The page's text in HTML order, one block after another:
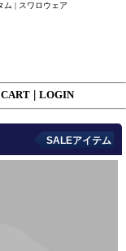
ム | スワロウェア
CART LOGIN
SALEアイテム